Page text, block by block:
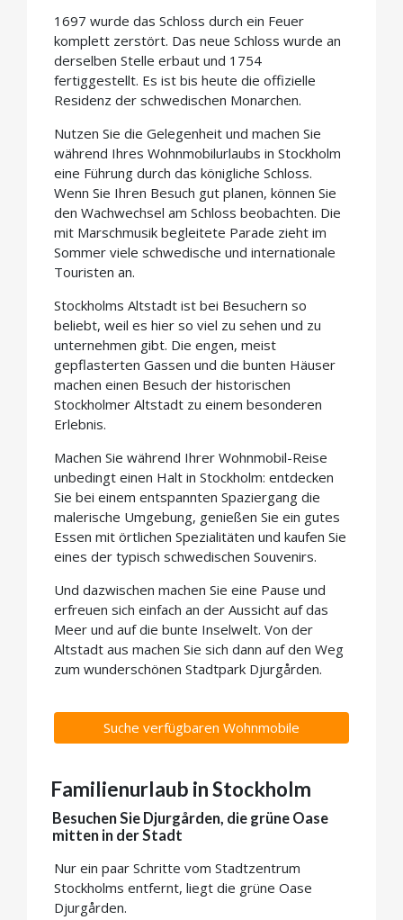
1697 wurde das Schloss durch ein Feuer
komplett zerstört. Das neue Schloss wurde an
derselben Stelle erbaut und 1754
fertiggestellt. Es ist bis heute die offizielle
Residenz der schwedischen Monarchen.
Nutzen Sie die Gelegenheit und machen Sie
während Ihres Wohnmobilurlaubs in Stockholm
eine Führung durch das königliche Schloss.
Wenn Sie Ihren Besuch gut planen, können Sie
den Wachwechsel am Schloss beobachten. Die
mit Marschmusik begleitete Parade zieht im
Sommer viele schwedische und internationale
Touristen an.
Stockholms Altstadt ist bei Besuchern so
beliebt, weil es hier so viel zu sehen und zu
unternehmen gibt. Die engen, meist
gepflasterten Gassen und die bunten Häuser
machen einen Besuch der historischen
Stockholmer Altstadt zu einem besonderen
Erlebnis.
Machen Sie während Ihrer Wohnmobil-Reise
unbedingt einen Halt in Stockholm: entdecken
Sie bei einem entspannten Spaziergang die
malerische Umgebung, genießen Sie ein gutes
Essen mit örtlichen Spezialitäten und kaufen Sie
eines der typisch schwedischen Souvenirs.
Und dazwischen machen Sie eine Pause und
erfreuen sich einfach an der Aussicht auf das
Meer und auf die bunte Inselwelt. Von der
Altstadt aus machen Sie sich dann auf den Weg
zum wunderschönen Stadtpark Djurgården.
Suche verfügbaren Wohnmobile
Familienurlaub in Stockholm
Besuchen Sie Djurgården, die grüne Oase
mitten in der Stadt
Nur ein paar Schritte vom Stadtzentrum
Stockholms entfernt, liegt die grüne Oase
Djurgården.